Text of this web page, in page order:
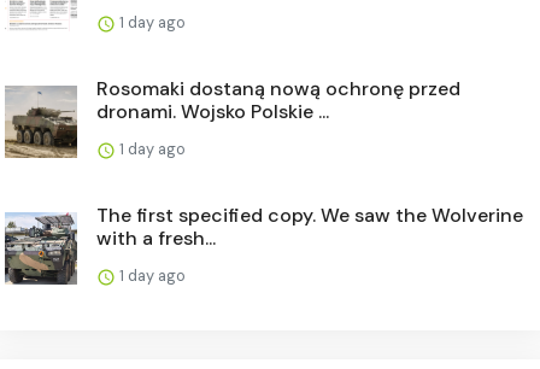
1 day ago
Rosomaki dostaną nową ochronę przed
dronami. Wojsko Polskie ...
1 day ago
The first specified copy. We saw the Wolverine
with a fresh...
1 day ago